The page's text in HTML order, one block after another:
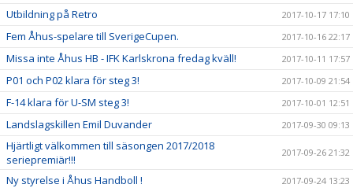
Utbildning på Retro 2017-10-17 17:10
Fem Åhus-spelare till SverigeCupen. 2017-10-16 22:17
Missa inte Åhus HB - IFK Karlskrona fredag kväll! 2017-10-11 17:57
P01 och P02 klara för steg 3! 2017-10-09 21:54
F-14 klara för U-SM steg 3! 2017-10-01 12:51
Landslagskillen Emil Duvander 2017-09-30 09:13
Hjärtligt välkommen till säsongen 2017/2018
seriepremiär!!!
2017-09-26 21:32
Ny styrelse i Åhus Handboll ! 2017-09-24 13:23